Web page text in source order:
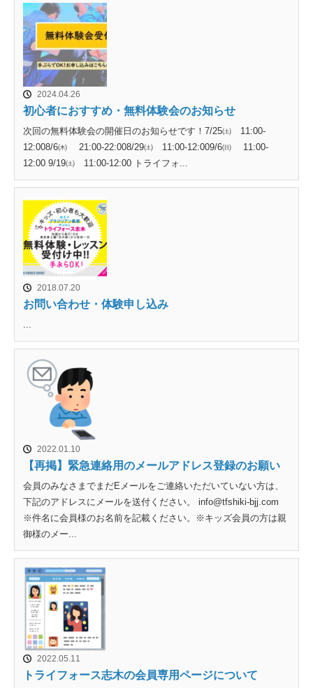
2024.04.26
初心者におすすめ・無料体験会のお知らせ
次回の無料体験会の開催日のお知らせです！7/25㈯ 11:00-
12:008/6㈭ 21:00-22:008/29㈯ 11:00-12:009/6㈰ 11:00-
12:00 9/19㈯ 11:00-12:00 トライフォ...
2018.07.20
お問い合わせ・体験申し込み
...
2022.01.10
【再掲】緊急連絡用のメールアドレス登録のお願い
会員のみなさまでまだEメールをご連絡いただいていない方は、
下記のアドレスにメールを送付ください。 info@tfshiki-bjj.com
※件名に会員様のお名前を記載ください。※キッズ会員の方は親
御様のメー...
2022.05.11
トライフォース志木の会員専用ページについて